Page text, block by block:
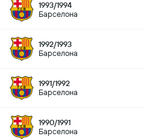
1993/1994
Барселона
1992/1993
Барселона
1991/1992
Барселона
1990/1991
Барселона